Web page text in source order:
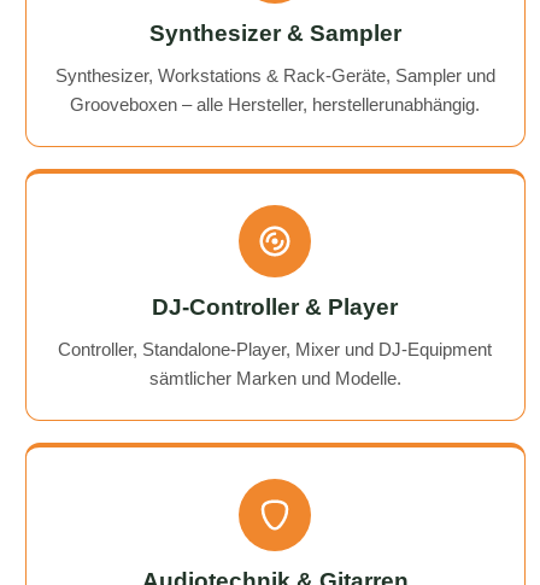
Synthesizer & Sampler
Synthesizer, Workstations & Rack-Geräte, Sampler und
Grooveboxen – alle Hersteller, herstellerunabhängig.
DJ-Controller & Player
Controller, Standalone-Player, Mixer und DJ-Equipment
sämtlicher Marken und Modelle.